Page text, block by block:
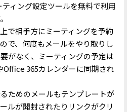
ィング設定ツールを無料で利用
で相手方にミーティングを予約
で、何度もメールをやり取りし
がなく、ミーティングの予定は
365カレンダーに同期され
ためのメールもテンプレートが
ルが開封されたりリンクがクリ